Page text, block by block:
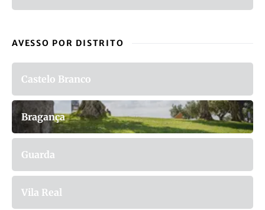
AVESSO POR DISTRITO
Castelo Branco
Bragança
Guarda
Vila Real